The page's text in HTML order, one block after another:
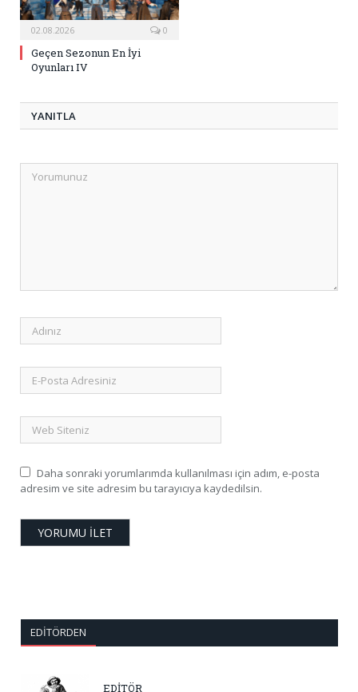
02.08.2026 0
Geçen Sezonun En İyi
Oyunları IV
YANITLA
Daha sonraki yorumlarımda kullanılması için adım, e-posta
adresim ve site adresim bu tarayıcıya kaydedilsin.
EDITÖRDEN
EDİTÖR